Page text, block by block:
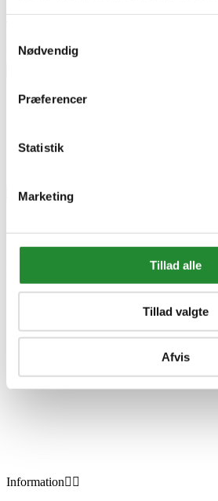
Nødvendig
Præferencer
Statistik
Marketing
Tillad alle
Tillad valgte
Afvis
Skriv produktanmeldelse
Ingen kundeanmeldelser for øjeblikket
Pitboss Pizzasten
Information 